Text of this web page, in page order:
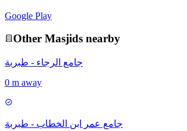
Google Play
Other Masjids nearby
جامع الرجاء - طبربة
0 m away
جامع عمر ابن الخطاب - طبربة